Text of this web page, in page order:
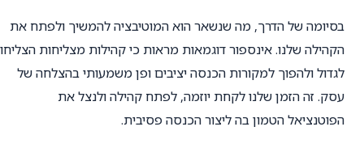
בסיומה של הדרך, מה שנשאר הוא המוטיבציה להמשיך ולפתח את
הקהילה שלנו. אינספור דוגמאות מראות כי קהילות מצליחות הצליחו
לגדול ולהפוך למקורות הכנסה יציבים ופן משמעותי בהצלחה של
עסק. זה הזמן שלנו לקחת יוזמה, לפתח קהילה ולנצל את
הפוטנציאל הטמון בה ליצור הכנסה פסיבית.